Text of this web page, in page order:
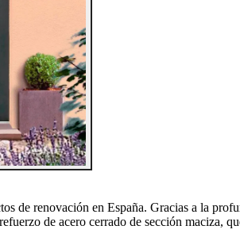
de renovación en España. Gracias a la
de acero cerrado de sección maciza,